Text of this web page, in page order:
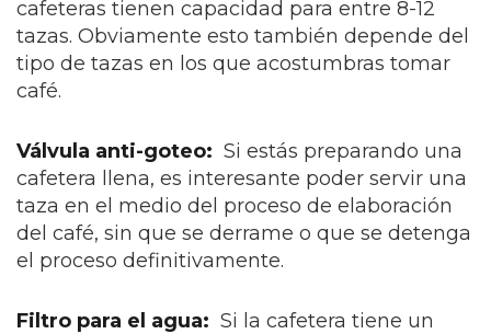
cafeteras tienen capacidad para entre 8-12
tazas. Obviamente esto también depende del
tipo de tazas en los que acostumbras tomar
café.
Válvula anti-goteo: Si estás preparando una
cafetera llena, es interesante poder servir una
taza en el medio del proceso de elaboración
del café, sin que se derrame o que se detenga
el proceso definitivamente.
Filtro para el agua: Si la cafetera tiene un